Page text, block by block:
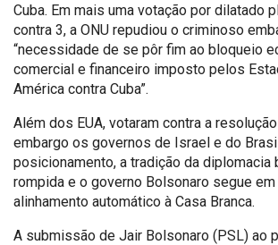
Cuba. Em mais uma votação por dilatado
contra 3, a ONU repudiou o criminoso
“necessidade de se pôr fim ao bloqueio
comercial e financeiro imposto pelos
América contra Cuba”.
Além dos EUA, votaram contra a
embargo os governos de Israel e do
posicionamento, a tradição da diplomacia
rompida e o governo Bolsonaro segue
alinhamento automático à Casa Branca.
A submissão de Jair Bolsonaro (PSL) ao